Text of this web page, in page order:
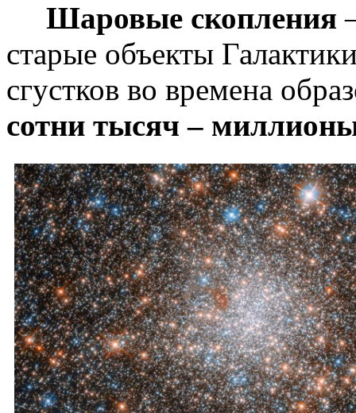
Шаровые скопления
старые объекты
сгустков во времена
сотни тысяч – миллионы